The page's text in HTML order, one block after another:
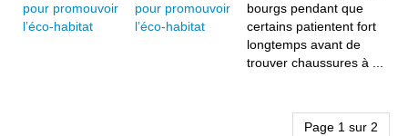
pour promouvoir
l’éco-habitat
bourgs pendant que
certains patientent fort
longtemps avant de
trouver chaussures à ...
Page 1 sur 2